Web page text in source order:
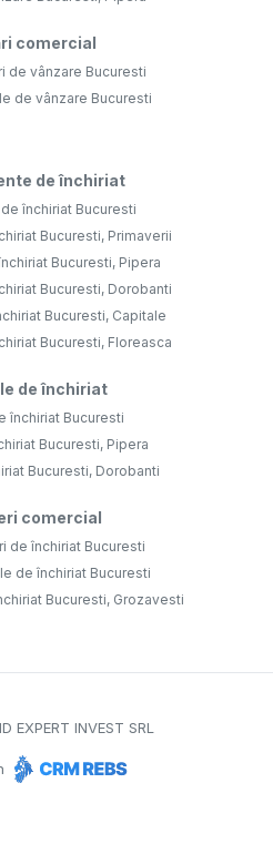
comercial
de vânzare Bucuresti
de vânzare Bucuresti
de închiriat
închiriat Bucuresti
Bucuresti, Primaverii
Bucuresti, Pipera
Bucuresti, Dorobanti
Bucuresti, Capitale
Bucuresti, Floreasca
de închiriat
închiriat Bucuresti
Bucuresti, Pipera
Bucuresti, Dorobanti
comercial
de închiriat Bucuresti
de închiriat Bucuresti
Bucuresti, Grozavesti
EXPERT INVEST SRL